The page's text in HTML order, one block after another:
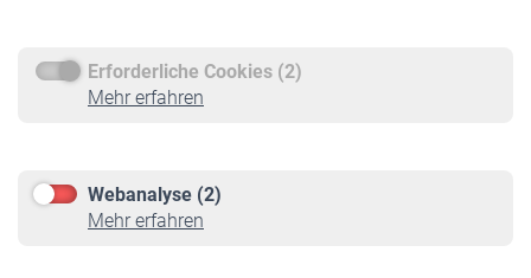
Erforderliche Cookies (2)
Mehr erfahren
Webanalyse (2)
Mehr erfahren
Service
Informationen
Online-Rechner
VBLnewsletter